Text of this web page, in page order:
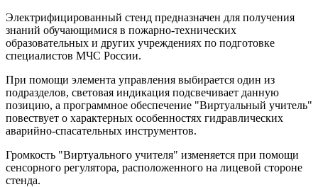
Электрифицированный стенд предназначен для получения
знаний обучающимися в пожарно-технических
образовательных и других учреждениях по подготовке
специалистов МЧС России.
При помощи элемента управления выбирается один из
подразделов, световая индикация подсвечивает данную
позицию, а программное обеспечение "Виртуальный учитель"
повествует о характерных особенностях гидравлических
аварийно-спасательных инструментов.
Громкость "Виртуального учителя" изменяется при помощи
сенсорного регулятора, расположенного на лицевой стороне
стенда.